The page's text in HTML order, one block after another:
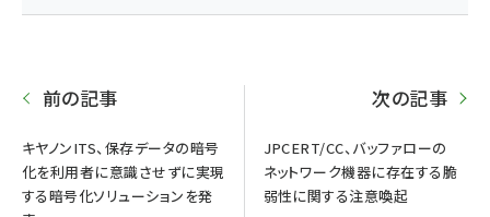
前の記事
キヤノンITS、保存データの暗号
化を利用者に意識させずに実現
する暗号化ソリューションを発
次の記事
JPCERT/CC、バッファローの
ネットワーク機器に存在する脆
弱性に関する注意喚起